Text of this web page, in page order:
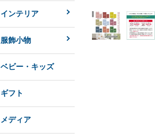
インテリア
服飾小物
ベビー・キッズ
ギフト
メディア